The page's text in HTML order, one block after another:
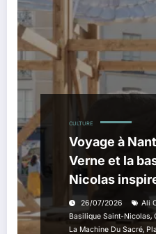
CULTURE
Voyage à
Verne et la
Nicolas
monumentale
26/07/2026 Ali
Basilique Saint-Nicolas,
La Machine Du Sacré,